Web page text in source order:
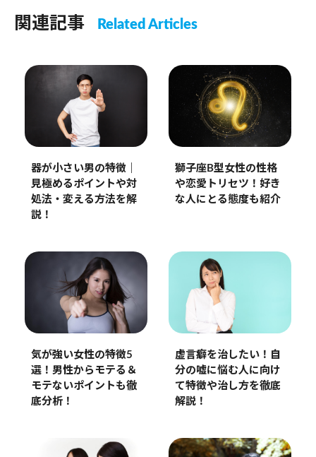
関連記事 Related Articles
器が小さい男の特徴｜
見極めるポイントや対
処法・変える方法を解
説！
獅子座B型女性の性格
や恋愛トリセツ！好き
な人にとる態度も紹介
気が強い女性の特徴5
選！男性からモテる＆
モテないポイントも徹
底分析！
虚言癖を治したい！自
分の嘘に悩む人に向け
て特徴や治し方を徹底
解説！